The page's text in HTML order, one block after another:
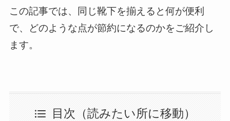
この記事では、同じ靴下を揃えると何が便利
で、どのような点が節約になるのかをご紹介し
ます。
目次（読みたい所に移動）